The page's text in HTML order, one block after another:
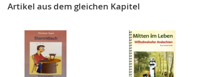
Artikel aus dem gleichen Kapitel